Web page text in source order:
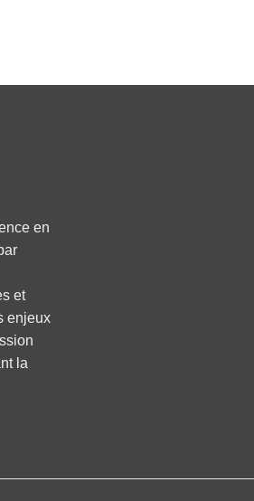
en
et
enjeux
la